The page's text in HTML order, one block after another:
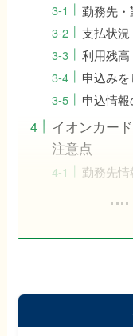
勤務先
支払状況
利用残高
申込み
申込情
イオンカー
注意点
勤務先